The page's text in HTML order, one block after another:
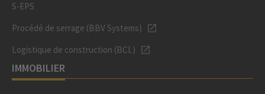
S-EPS
Procédé de serrage (BBV Systems)
Logistique de construction (BCL)
IMMOBILIER